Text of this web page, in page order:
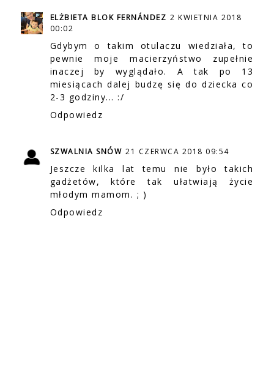
ELŻBIETA BLOK FERNÁNDEZ 2 KWIETNIA 2018
00:02
Gdybym o takim otulaczu wiedziała, to
pewnie moje macierzyństwo zupełnie
inaczej by wyglądało. A tak po 13
miesiącach dalej budzę się do dziecka co
2-3 godziny... :/
Odpowiedz
SZWALNIA SNÓW 21 CZERWCA 2018 09:54
Jeszcze kilka lat temu nie było takich
gadżetów, które tak ułatwiają życie
młodym mamom. ; )
Odpowiedz